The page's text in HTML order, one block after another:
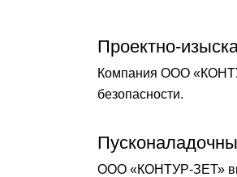
Проектно-
Компания ООО
безопасности.
ООО «КОНТУР-ЗЕТ»